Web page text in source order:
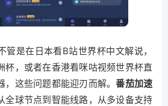
是在日本看B站世界杯中文解说，
杯，或者在香港看咪咕视频世界杯直
，这些问题都能迎刃而解。番茄加速
全球节点到智能线路，从多设备支持